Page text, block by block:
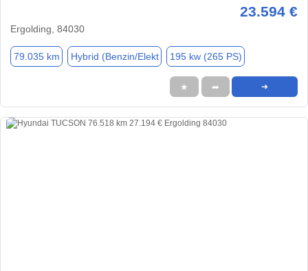
23.594 €
Ergolding, 84030
79.035 km Hybrid (Benzin/Elekt 195 kw (265 PS)
★ ➦ ➜